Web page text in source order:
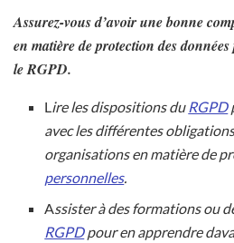
Assurez-vous d’avoir une bonne
en matière de protection des
le RGPD.
L ire les dispositions du RGPD
avec les différentes
organisations en matière de
personnelles.
Assister à des formations ou
RGPDpour en apprendre